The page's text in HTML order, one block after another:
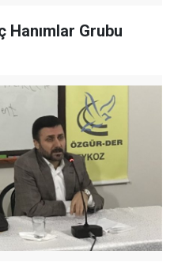
Hanımlar Grubu